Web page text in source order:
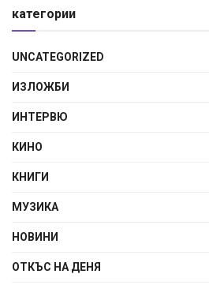
категории
UNCATEGORIZED
ИЗЛОЖБИ
ИНТЕРВЮ
КИНО
КНИГИ
МУЗИКА
НОВИНИ
ОТКЪС НА ДЕНЯ